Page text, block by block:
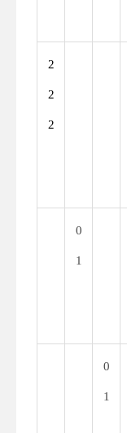
2
2
2
0
1
0
1